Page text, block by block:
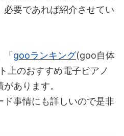
必要であれば紹介させてい
gooランキング(goo自体
上のおすすめ電子ピアノ
あります。
事情にも詳しいので是非